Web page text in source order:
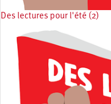
Des lectures pour l'été (2)